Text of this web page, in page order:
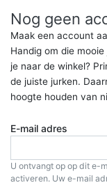
Nog geen
Maak een account
Handig om die
je naar de winkel?
de juiste jurken.
hoogte houden van
E-mail adres
U ontvangt op op dit e-
activeren. Uw e-mail